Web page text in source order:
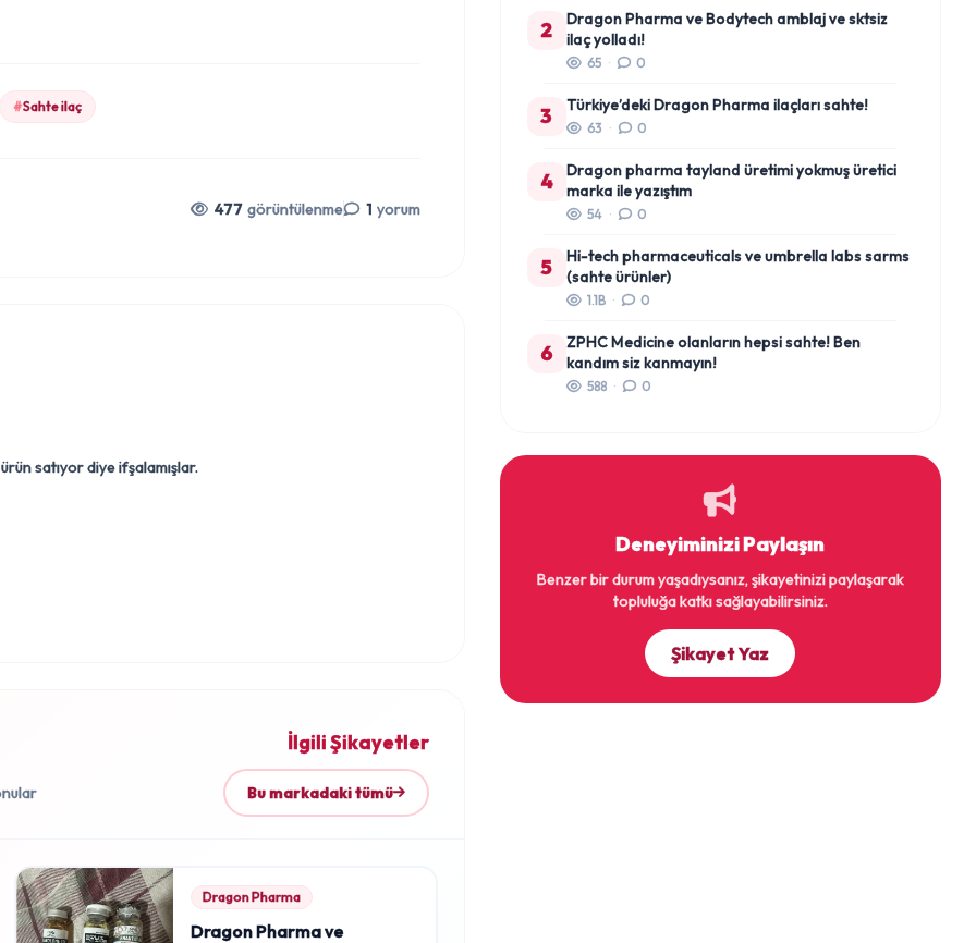
#Sahte ilaç
477 görüntülenme 1 yorum
satıyor diye ifşalamışlar.
İlgili Şikayetler
Bu markadaki tümü
Dragon Pharma
Dragon Pharma ve
2
Dragon Pharma ve Bodytech amblaj ve sktsiz
ilaç yolladı!
65 · 0
3 Türkiye’deki Dragon Pharma ilaçları sahte!
63 · 0
4
Dragon pharma tayland üretimi yokmuş üretici
marka ile yazıştım
54 · 0
5
Hi-tech pharmaceuticals ve umbrella labs sarms
(sahte ürünler)
1.1B · 0
6
ZPHC Medicine olanların hepsi sahte! Ben
kandım siz kanmayın!
588 · 0
Deneyiminizi Paylaşın
Benzer bir durum yaşadıysanız, şikayetinizi paylaşarak
topluluğa katkı sağlayabilirsiniz.
Şikayet Yaz